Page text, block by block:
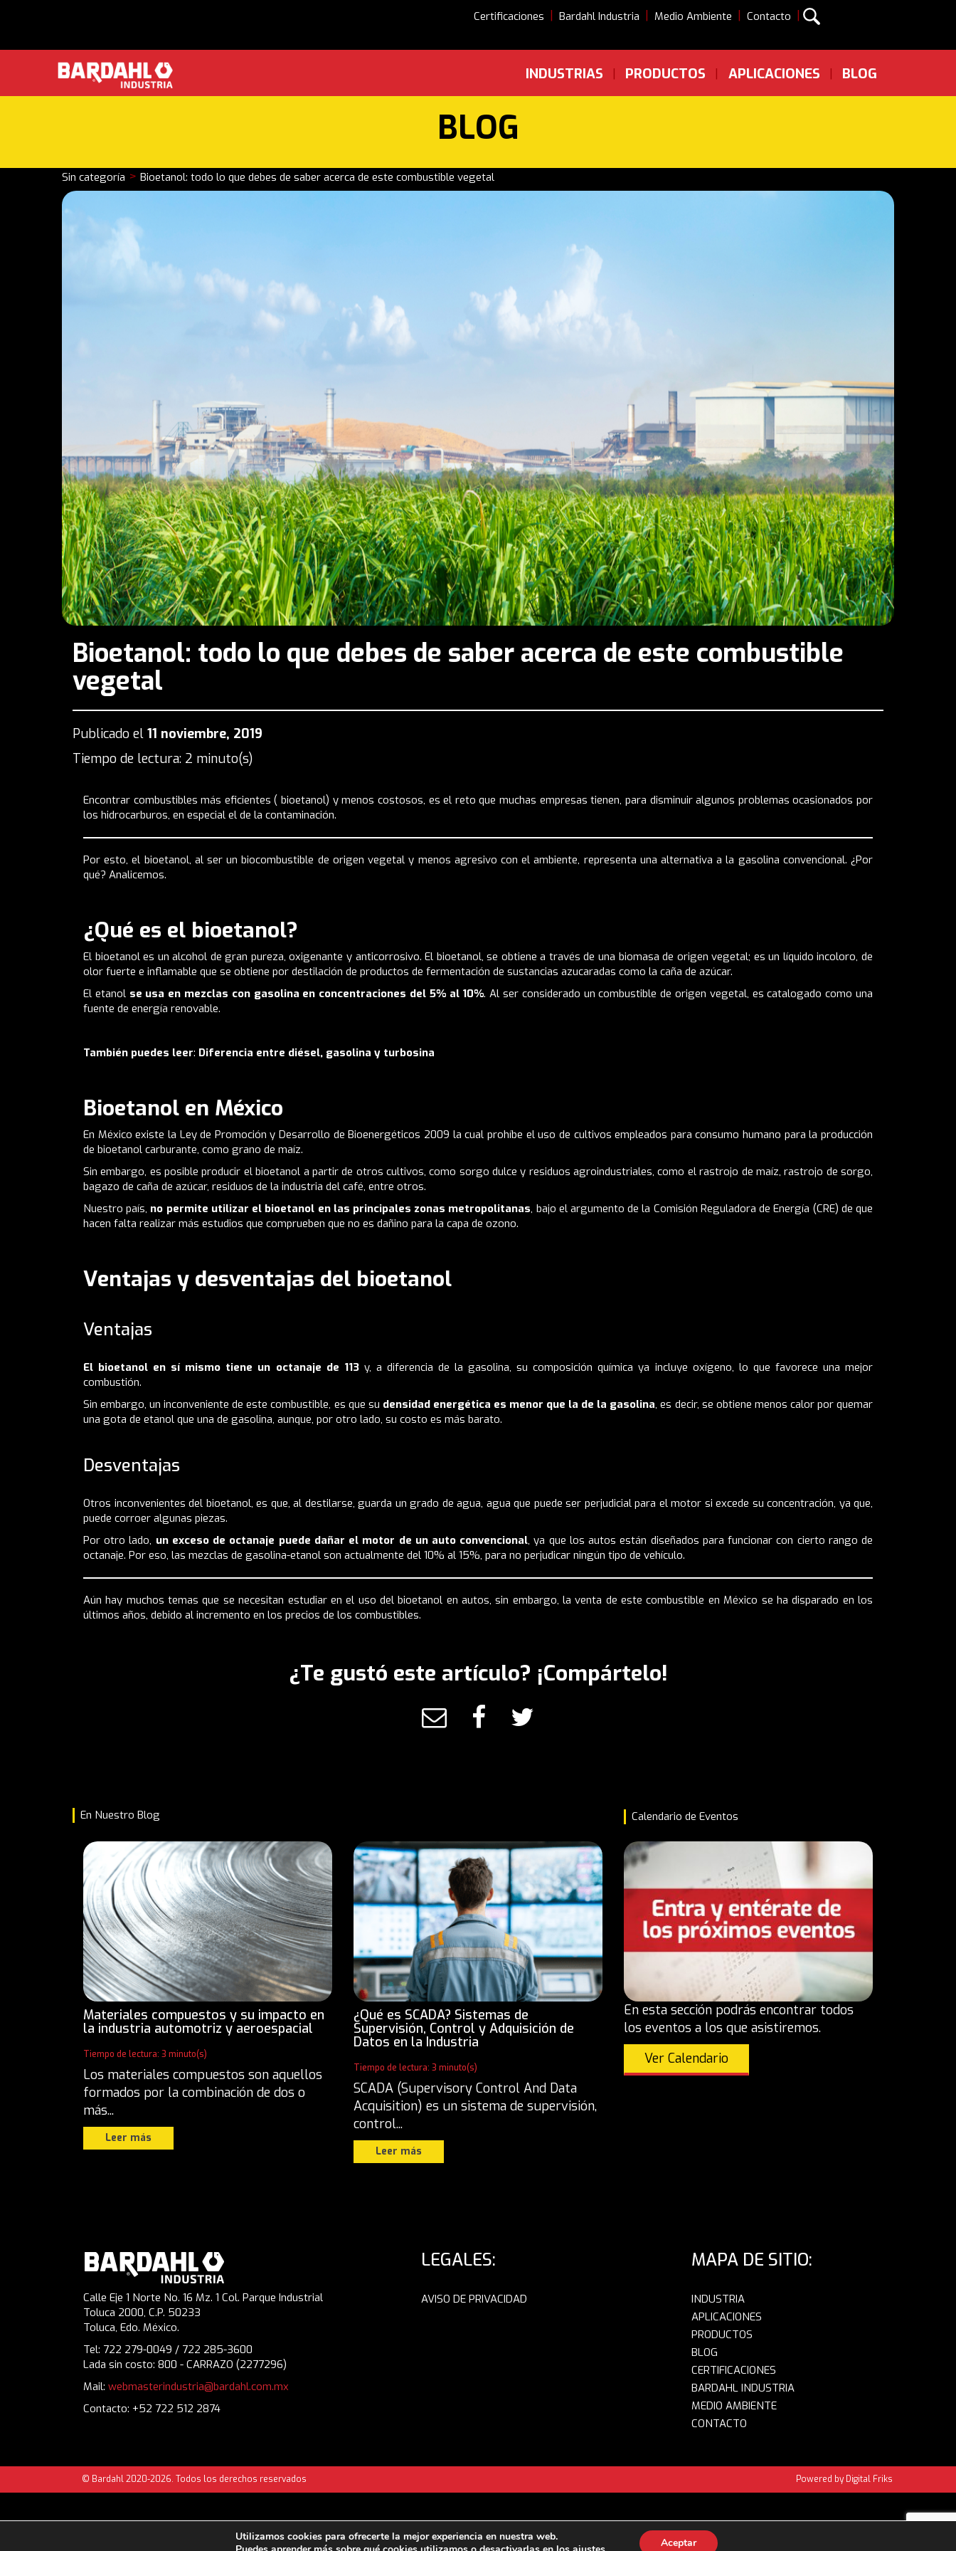
Certificaciones | Bardahl Industria | Medio Ambiente | Contacto |
INDUSTRIAS | PRODUCTOS | APLICACIONES | BLOG
BLOG
Sin categoría > Bioetanol: todo lo que debes de saber acerca de este combustible vegetal
Bioetanol: todo lo que debes de saber acerca de este combustible
vegetal
Publicado el 11 noviembre, 2019
Tiempo de lectura: 2 minuto(s)
Encontrar combustibles más eficientes ( bioetanol) y menos costosos, es el reto que muchas empresas tienen, para disminuir algunos problemas ocasionados por
los hidrocarburos, en especial el de la contaminación.
Por esto, el bioetanol, al ser un biocombustible de origen vegetal y menos agresivo con el ambiente, representa una alternativa a la gasolina convencional. ¿Por
qué? Analicemos.
¿Qué es el bioetanol?
El bioetanol es un alcohol de gran pureza, oxigenante y anticorrosivo. El bioetanol, se obtiene a través de una biomasa de origen vegetal; es un líquido incoloro, de
olor fuerte e inflamable que se obtiene por destilación de productos de fermentación de sustancias azucaradas como la caña de azúcar.
El etanolse usa en mezclas con gasolina en concentraciones del 5% al 10%. Al ser considerado un combustible de origen vegetal, es catalogado como una
fuente de energía renovable.
También puedes leer: Diferencia entre diésel, gasolina y turbosina
Bioetanol en México
En México existe la Ley de Promoción y Desarrollo de Bioenergéticos 2009 la cual prohíbe el uso de cultivos empleados para consumo humano para la producción
de bioetanol carburante, como grano de maíz.
Sin embargo, es posible producir el bioetanol a partir de otros cultivos, como sorgo dulce y residuos agroindustriales, como el rastrojo de maíz, rastrojo de sorgo,
bagazo de caña de azúcar, residuos de la industria del café, entre otros.
Nuestro país, no permite utilizar el bioetanol en las principales zonas metropolitanas, bajo el argumento de la Comisión Reguladora de Energía (CRE) de que
hacen falta realizar más estudios que comprueben que no es dañino para la capa de ozono.
Ventajas y desventajas del bioetanol
Ventajas
El bioetanol en sí mismo tiene un octanaje de 113y, a diferencia de la gasolina, su composición química ya incluye oxígeno, lo que favorece una mejor
combustión.
Sin embargo, un inconveniente de este combustible, es que su densidad energética es menor que la de la gasolina, es decir, se obtiene menos calor por quemar
una gota de etanol que una de gasolina, aunque, por otro lado, su costo es más barato.
Desventajas
Otros inconvenientes del bioetanol, es que, al destilarse, guarda un grado de agua, agua que puede ser perjudicial para el motor si excede su concentración, ya que,
puede corroer algunas piezas.
Por otro lado, un exceso de octanaje puede dañar el motor de un auto convencional, ya que los autos están diseñados para funcionar con cierto rango de
octanaje. Por eso, las mezclas de gasolina-etanol son actualmente del 10% al 15%, para no perjudicar ningún tipo de vehículo.
Aún hay muchos temas que se necesitan estudiar en el uso del bioetanol en autos, sin embargo, la venta de este combustible en México se ha disparado en los
últimos años, debido al incremento en los precios de los combustibles.
¿Te gustó este artículo? ¡Compártelo!
En Nuestro Blog
Materiales compuestos y su impacto en
la industria automotriz y aeroespacial
Tiempo de lectura: 3 minuto(s)
Los materiales compuestos son aquellos
formados por la combinación de dos o
más...
Leer más
¿Qué es SCADA? Sistemas de
Supervisión, Control y Adquisición de
Datos en la Industria
Tiempo de lectura: 3 minuto(s)
SCADA (Supervisory Control And Data
Acquisition) es un sistema de supervisión,
control...
Leer más
Calendario de Eventos
En esta sección podrás encontrar todos
los eventos a los que asistiremos.
Ver Calendario
Calle Eje 1 Norte No. 16 Mz. 1 Col. Parque Industrial
Toluca 2000, C.P. 50233
Toluca, Edo. México.
Tel: 722 279-0049 / 722 285-3600
Lada sin costo: 800 - CARRAZO (2277296)
Mail: webmasterindustria@bardahl.com.mx
Contacto: +52 722 512 2874
LEGALES:
AVISO DE PRIVACIDAD
MAPA DE SITIO:
INDUSTRIA
APLICACIONES
PRODUCTOS
BLOG
CERTIFICACIONES
BARDAHL INDUSTRIA
MEDIO AMBIENTE
CONTACTO
© Bardahl 2020-2026. Todos los derechos reservados Powered by Digital Friks
Utilizamos cookies para ofrecerte la mejor experiencia en nuestra web.
Aceptar